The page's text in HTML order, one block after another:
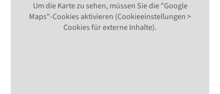
Um die Karte zu sehen, müssen Sie die "Google
Maps"-Cookies aktivieren (Cookieeinstellungen >
Cookies für externe Inhalte).